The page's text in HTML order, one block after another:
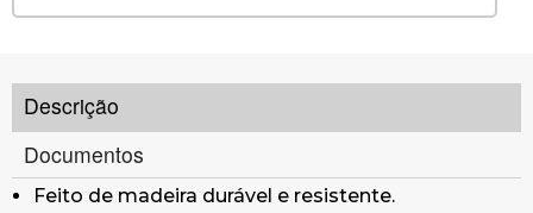
Cada berço vem desmondado numa caixa com
Descrição
Documentos
Feito de madeira durável e resistente.